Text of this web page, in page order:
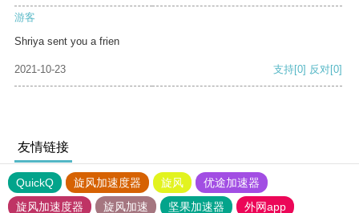
游客
Shriya sent you a frien
2021-10-23 支持[0] 反对[0]
友情链接
QuickQ 旋风加速度器 旋风
优途加速器
旋风加速度器
旋风加速 坚果加速器
外网app